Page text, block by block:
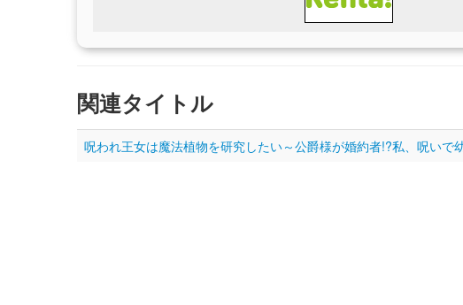
関連タイトル
呪われ王女は魔法植物を研究したい～公爵様が婚約者!?私、呪いで